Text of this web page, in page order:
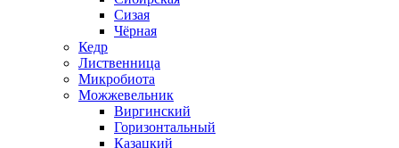
Сизая
Чёрная
Кедр
Лиственница
Микробиота
Можжевельник
Виргинский
Горизонтальный
Казацкий